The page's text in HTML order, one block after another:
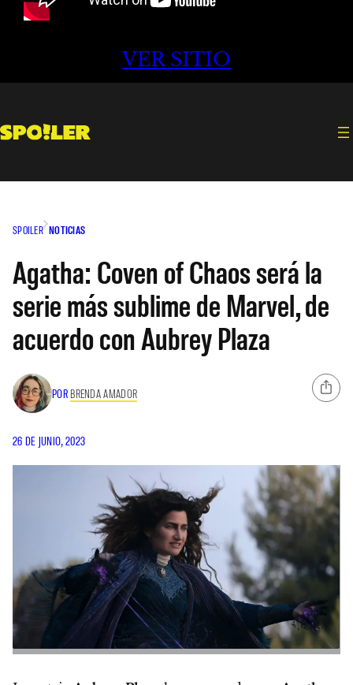
VER SITIO
SPOILER NOTICIAS
Agatha: Coven of Chaos será la
serie más sublime de Marvel, de
acuerdo con Aubrey Plaza
POR BRENDA AMADOR
26 DE JUNIO, 2023